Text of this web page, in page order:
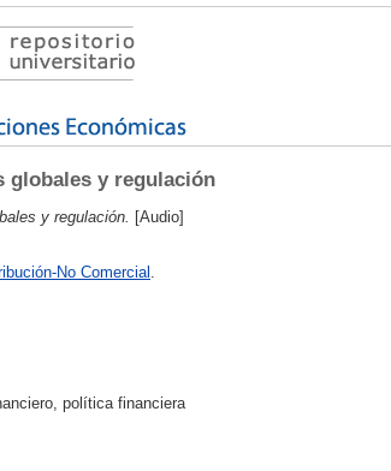
globales y regulación
y regulación. [Audio]
No Comercial
política financiera